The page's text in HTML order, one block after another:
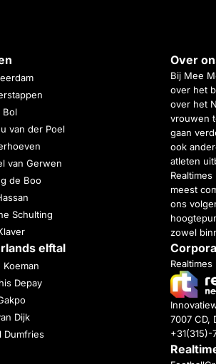
Bol
van der Poel
van Gerwen
de Boo
Schulting
elftal
Koeman
Depay
Dijk
Dumfries
Over
Bij Mee
over het
over het
vrouwen
gaan
ook
atleten
meest
ons
zowel
7007 CD,
+31(315)-